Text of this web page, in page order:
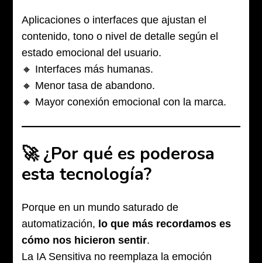
Aplicaciones o interfaces que ajustan el
contenido, tono o nivel de detalle según el
estado emocional del usuario.
🔸 Interfaces más humanas.
🔸 Menor tasa de abandono.
🔸 Mayor conexión emocional con la marca.
🚀 ¿Por qué es poderosa
esta tecnología?
Porque en un mundo saturado de
automatización, lo que más recordamos es
cómo nos hicieron sentir.
La IA Sensitiva no reemplaza la emoción